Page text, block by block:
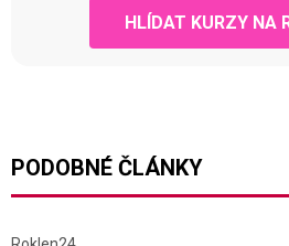
HLÍDAT KURZY NA
PODOBNÉ ČLÁNKY